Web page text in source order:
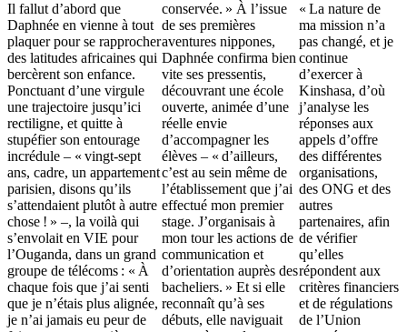
Il fallut d’abord que
Daphnée en vienne à tout
plaquer pour se rapprocher
des latitudes africaines qui
bercèrent son enfance.
Ponctuant d’une virgule
une trajectoire jusqu’ici
rectiligne, et quitte à
stupéfier son entourage
incrédule – « vingt-sept
ans, cadre, un appartement
parisien, disons qu’ils
s’attendaient plutôt à autre
chose ! » –, la voilà qui
s’envolait en VIE pour
l’Ouganda, dans un grand
groupe de télécoms : « À
chaque fois que j’ai senti
que je n’étais plus alignée,
je n’ai jamais eu peur de
conservée. » À l’issue
de ses premières
aventures nippones,
Daphnée confirma bien
vite ses pressentis,
découvrant une école
ouverte, animée d’une
réelle envie
d’accompagner les
élèves – « d’ailleurs,
c’est au sein même de
l’établissement que j’ai
effectué mon premier
stage. J’organisais à
mon tour les actions de
communication et
d’orientation auprès des
bacheliers. » Et si elle
reconnaît qu’à ses
débuts, elle naviguait
« La nature de
ma mission n’a
pas changé, et je
continue
d’exercer à
Kinshasa, d’où
j’analyse les
réponses aux
appels d’offre
des différentes
organisations,
des ONG et des
autres
partenaires, afin
de vérifier
qu’elles
répondent aux
critères financiers
et de régulations
de l’Union